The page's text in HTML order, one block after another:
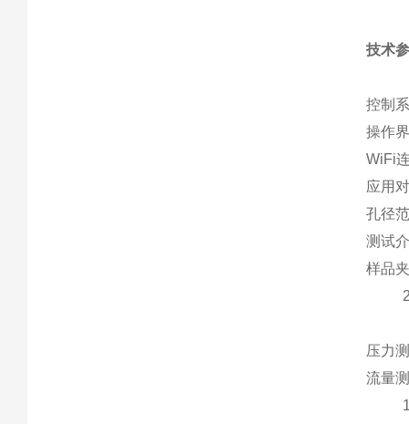
技术
控制
操作
WiFi
应用
孔径
测试
样品
压力
流量